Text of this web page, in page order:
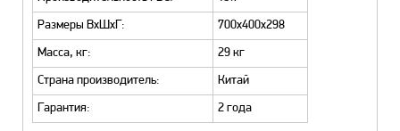
Размеры ВхШхГ: 700х400х298
Масса, кг: 29 кг
Страна производитель: Китай
Гарантия: 2 года